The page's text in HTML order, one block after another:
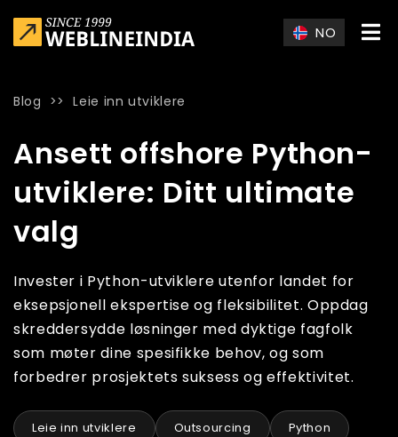
NO
Blog >>Leie inn utviklere
Ansett offshore Python-
utviklere: Ditt ultimate
valg
Invester i Python-utviklere utenfor landet for
eksepsjonell ekspertise og fleksibilitet. Oppdag
skreddersydde løsninger med dyktige fagfolk
som møter dine spesifikke behov, og som
forbedrer prosjektets suksess og effektivitet.
Leie inn utviklere Outsourcing Python